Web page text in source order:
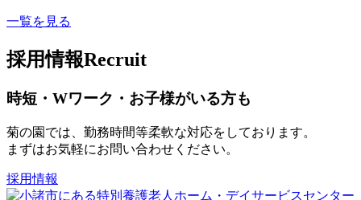
一覧を見る
採用情報Recruit
時短・Wワーク・お子様がいる方も
菊の園では、勤務時間等柔軟な対応をしております。
まずはお気軽にお問い合わせください。
採用情報